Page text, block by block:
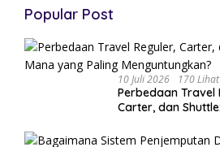
Popular Post
10 Juli 2026 170 Lihat
Perbedaan Travel
Carter, dan